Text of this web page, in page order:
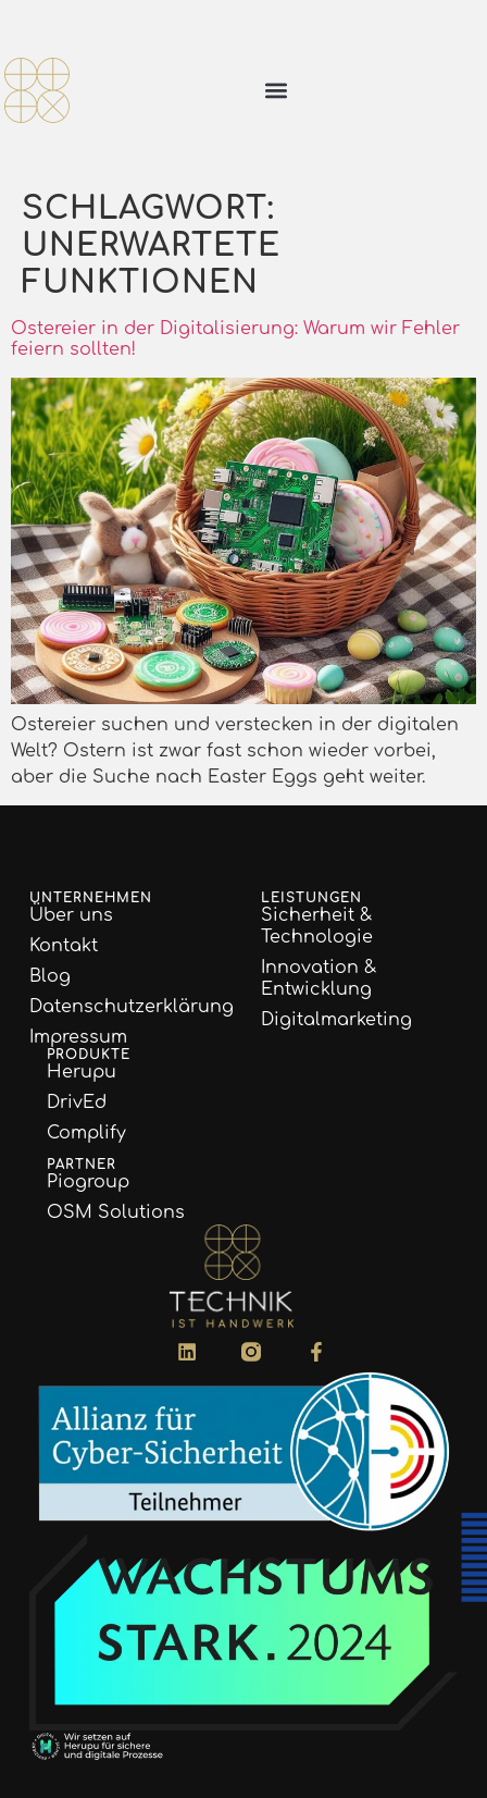
SCHLAGWORT:
UNERWARTETE
FUNKTIONEN
Ostereier in der Digitalisierung: Warum wir Fehler
feiern sollten!
Ostereier suchen und verstecken in der digitalen
Welt? Ostern ist zwar fast schon wieder vorbei,
aber die Suche nach Easter Eggs geht weiter.
UNTERNEHMEN
Über uns
Kontakt
Blog
Datenschutzerklärung
Impressum
LEISTUNGEN
Sicherheit &
Technologie
Innovation &
Entwicklung
Digitalmarketing
PRODUKTE
Herupu
DrivEd
Complify
PARTNER
Piogroup
OSM Solutions